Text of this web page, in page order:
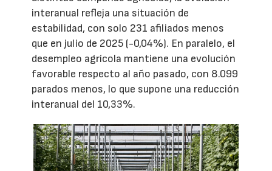
interanual refleja una situación de
estabilidad, con solo 231 afiliados menos
que en julio de 2025 (-0,04%). En paralelo, el
desempleo agrícola mantiene una evolución
favorable respecto al año pasado, con 8.099
parados menos, lo que supone una reducción
interanual del 10,33%.